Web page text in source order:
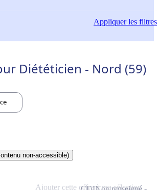
Appliquerles filtres
Diététicien - Nord (59)
non-accessible)
Ajouter cette offre à ma sélection